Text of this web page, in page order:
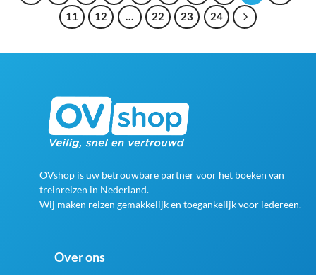
11
12 … 22 23 24
OVshop is uw betrouwbare partner voor het boeken van
treinreizen in Nederland.
Wij maken reizen gemakkelijk en toegankelijk voor iedereen.
Over ons